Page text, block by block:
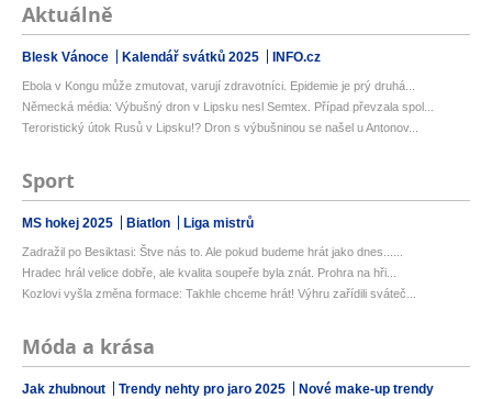
Aktuálně
Blesk Vánoce Kalendář svátků 2025 INFO.cz
Ebola v Kongu může zmutovat, varují zdravotníci. Epidemie je prý druhá...
Německá média: Výbušný dron v Lipsku nesl Semtex. Případ převzala spol...
Teroristický útok Rusů v Lipsku!? Dron s výbušninou se našel u Antonov...
Sport
MS hokej 2025 Biatlon Liga mistrů
Zadražil po Besiktasi: Štve nás to. Ale pokud budeme hrát jako dnes......
Hradec hrál velice dobře, ale kvalita soupeře byla znát. Prohra na hři...
Kozlovi vyšla změna formace: Takhle chceme hrát! Výhru zařídili sváteč...
Móda a krása
Jak zhubnout Trendy nehty pro jaro 2025 Nové make-up trendy